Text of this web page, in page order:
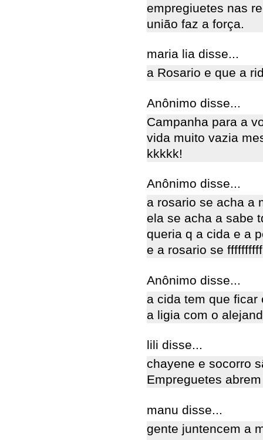
empregiuetes nas
união faz a força.
maria lia disse...
a Rosario e que a
Anônimo disse...
Campanha para a
vida muito vazia
kkkkk!
Anônimo disse...
a rosario se acha a
ela se acha a sabe
queria q a cida e a
e a rosario se
Anônimo disse...
a cida tem que
a ligia com o
lili disse...
chayene e socorro
Empreguetes
manu disse...
gente juntencem a